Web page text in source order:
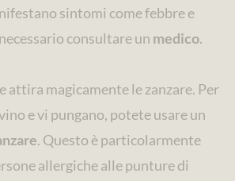
sintomi come febbre e
consultare un medico.
attira magicamente le zanzare. Per
e vi pungano, potete usare un
. Questo è particolarmente
allergiche alle punture di